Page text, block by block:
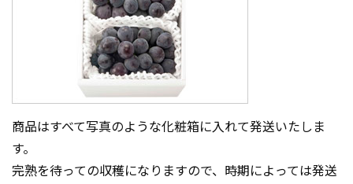
商品はすべて写真のような化粧箱に入れて発送いたしま
す。
完熟を待っての収穫になりますので、時期によっては発送